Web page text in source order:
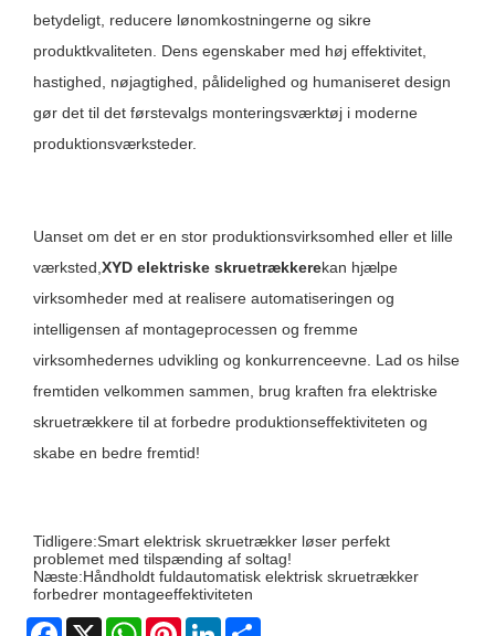
betydeligt, reducere lønomkostningerne og sikre
produktkvaliteten. Dens egenskaber med høj effektivitet,
hastighed, nøjagtighed, pålidelighed og humaniseret design
gør det til det førstevalgs monteringsværktøj i moderne
produktionsværksteder.
Uanset om det er en stor produktionsvirksomhed eller et lille
værksted,XYD elektriske skruetrækkerekan hjælpe
virksomheder med at realisere automatiseringen og
intelligensen af ​​montageprocessen og fremme
virksomhedernes udvikling og konkurrenceevne. Lad os hilse
fremtiden velkommen sammen, brug kraften fra elektriske
skruetrækkere til at forbedre produktionseffektiviteten og
skabe en bedre fremtid!
Tidligere:Smart elektrisk skruetrækker løser perfekt
problemet med tilspænding af soltag!
Næste:Håndholdt fuldautomatisk elektrisk skruetrækker
forbedrer montageeffektiviteten
Facebook
X WhatsAppPinterestLinkedIn